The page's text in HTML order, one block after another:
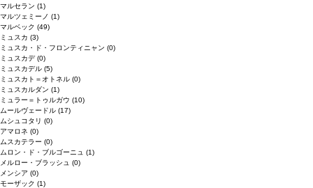
マルセラン (1)
マルツェミーノ (1)
マルベック (49)
ミュスカ (3)
ミュスカ・ド・フロンティニャン (0)
ミュスカデ(0)
ミュスカデル (5)
ミュスカト＝オトネル (0)
ミュスカルダン (1)
ミュラー＝トゥルガウ (10)
ムールヴェードル (17)
ムシュコタリ (0)
アマロネ (0)
ムスカテラー (0)
ムロン・ド・ブルゴーニュ (1)
メルロー・ブラッシュ (0)
メンシア (0)
モーザック (1)